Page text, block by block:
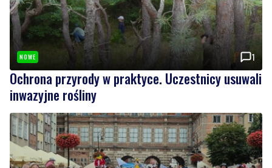
NOWE 1
Ochrona przyrody w praktyce. Uczestnicy usuwali
inwazyjne rośliny